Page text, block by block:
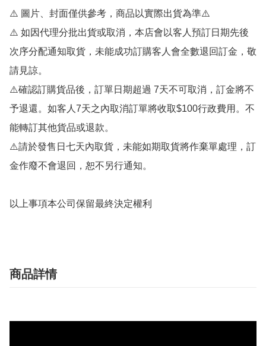
⚠️ 圖片、封面僅供參考，商品以實際出貨為準⚠️
⚠️ 如因代理分批出貨或取消，本店會以客人預訂日期先後
次序分配通知取貨，未能成功訂購客人會全數退回訂金，敬
請見諒。
⚠️確認訂購貨品後，訂單日期超過 7天不可取消，訂金將不
予退還。如客人7天之內取消訂單將收取$100行政費用。不
能轉訂其他貨品或退款。
⚠️請於發售日七天內取貨，未能如期取貨將作棄單處理，訂
金作廢不會退回，恕不另行通知。
商品詳情